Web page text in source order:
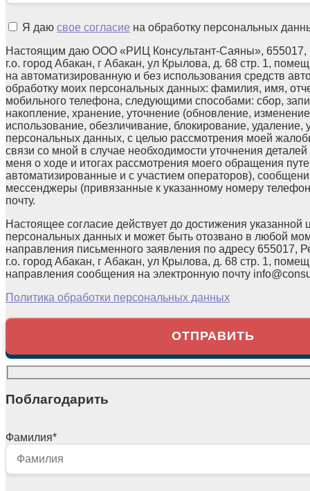
Я даю свое согласие на обработку персональных
Настоящим даю ООО «РИЦ Консультант-Саяны», 655017,
г.о. город Абакан, г Абакан, ул Крылова, д. 68 стр. 1,
на автоматизированную и без использования средств
обработку моих персональных данных: фамилия, имя,
мобильного телефона, следующими способами: сбор,
накопление, хранение, уточнение (обновление,
использование, обезличивание, блокирование, удаление,
персональных данных, с целью рассмотрения моей
связи со мной в случае необходимости уточнения
меня о ходе и итогах рассмотрения моего обращения
автоматизированные и с участием операторов),
мессенджеры (привязанные к указанному номеру
почту.
Настоящее согласие действует до достижения указанной
персональных данных и может быть отозвано в любой
направления письменного заявления по адресу 655017,
г.о. город Абакан, г Абакан, ул Крылова, д. 68 стр. 1,
направления сообщения на электронную почту
Политика обработки персональных данных
Поблагодарить
Фамилия*